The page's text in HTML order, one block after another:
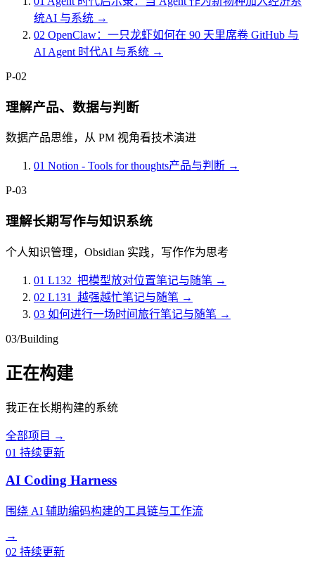
统AI 与系统 →
02 OpenClaw：一只龙虾如何在 90 天里席卷 GitHub 与
AI Agent 时代AI 与系统 →
P-02
理解产品、数据与判断
数据产品思维，从 PM 视角看技术演进
01 Notion - Tools for thoughts产品与判断 →
P-03
理解长期写作与知识系统
个人知识管理，Obsidian 实践，写作作为思考
01 L132_把模型放对位置笔记与随笔 →
02 L131_越强越忙笔记与随笔 →
03 如何进行一场时间旅行笔记与随笔 →
03/Building
正在构建
我正在长期构建的系统
全部项目 →
01 持续更新
AI Coding Harness
围绕 AI 辅助编码构建的工具链与工作流
→
02 持续更新